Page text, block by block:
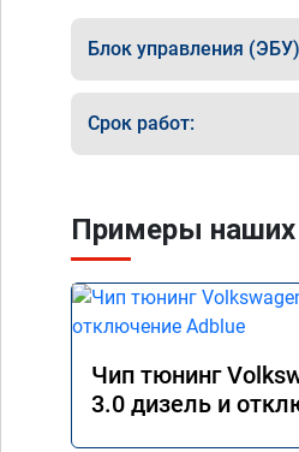
Блок управления
Срок работ:
Примеры наших
Чип тюнинг
3.0 дизель и